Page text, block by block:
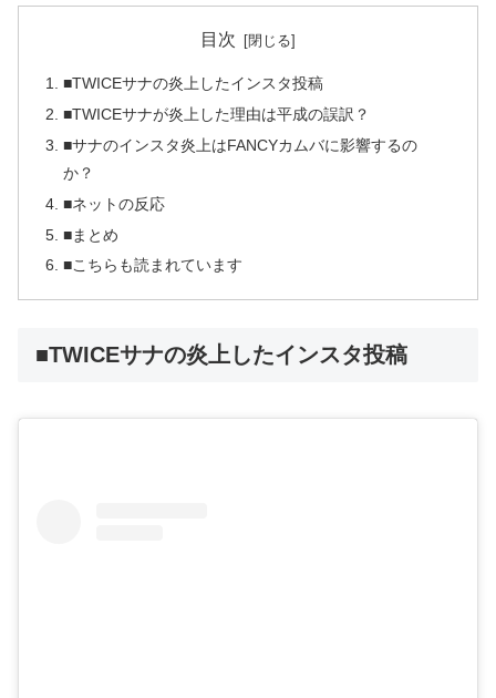
目次
■TWICEサナの炎上したインスタ投稿
■TWICEサナが炎上した理由は平成の誤訳？
■サナのインスタ炎上はFANCYカムバに影響するの
か？
■ネットの反応
■まとめ
■こちらも読まれています
■TWICEサナの炎上したインスタ投稿